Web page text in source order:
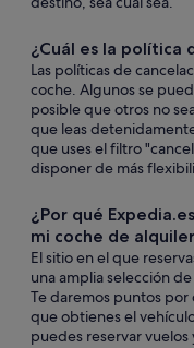
¿Cuál es la política
Las políticas de
coche. Algunos se
posible que otros no
que leas
que uses el filtro
disponer de más
¿Por qué
mi coche de
El sitio en el que
una amplia selección
Te daremos puntos por
que obtienes el
puedes reservar